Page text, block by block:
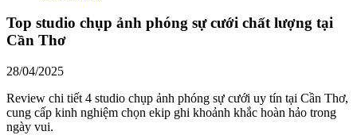
Top studio chụp ảnh phóng sự cưới chất lượng tại
Cần Thơ
28/04/2025
Review chi tiết 4 studio chụp ảnh phóng sự cưới uy tín tại Cần Thơ,
cung cấp kinh nghiệm chọn ekip ghi khoảnh khắc hoàn hảo trong
ngày vui.